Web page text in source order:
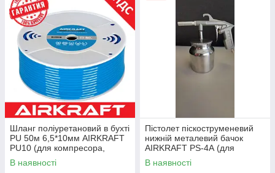
Шланг поліуретановий в бухті
PU 50м 6,5*10мм AIRKRAFT
PU10 (для компресора,
пневматичний, повітряний)
В наявності
Пістолет піскоструменевий
нижній металевий бачок
AIRKRAFT PS-4А (для
розпилення, нагнітання,
пневмопістолет)
В наявності